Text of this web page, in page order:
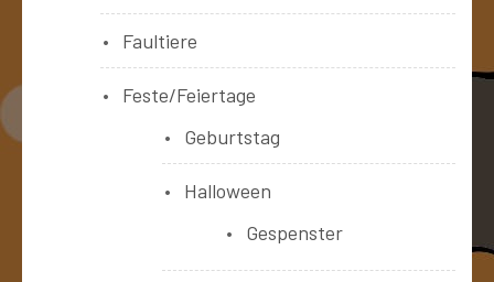
Faultiere
Feste/Feiertage
Geburtstag
Halloween
Gespenster